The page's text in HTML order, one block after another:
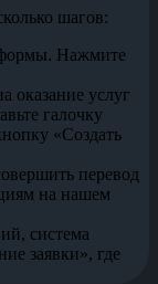
шагов:
формы. Нажмите
оказание услуг
галочку
«Создать
перевод
на нашем
система
заявки», где